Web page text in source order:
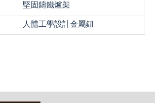
堅固鑄鐵爐架
人體工學設計金屬鈕